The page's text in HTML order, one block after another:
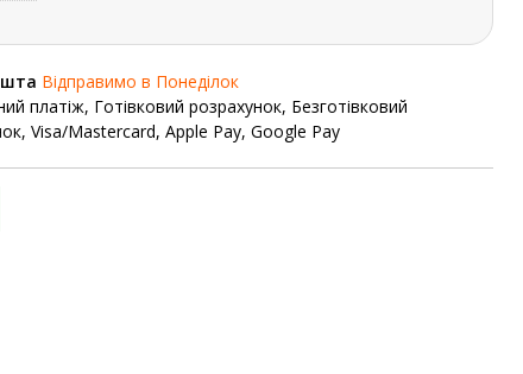
Відправимо в Понеділок
платіж, Готівковий розрахунок, Безготівковий
Visa/Mastercard, Apple Pay, Google Pay